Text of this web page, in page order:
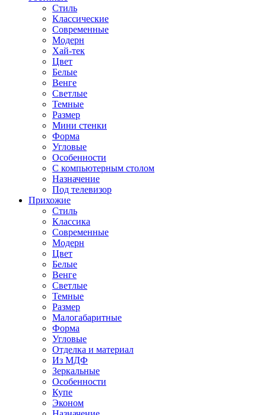
Стиль
Классические
Современные
Модерн
Хай-тек
Цвет
Белые
Венге
Светлые
Темные
Размер
Мини стенки
Форма
Угловые
Особенности
С компьютерным столом
Назначение
Под телевизор
Прихожие
Стиль
Классика
Современные
Модерн
Цвет
Белые
Венге
Светлые
Темные
Размер
Малогабаритные
Форма
Угловые
Отделка и материал
Из МДФ
Зеркальные
Особенности
Купе
Эконом